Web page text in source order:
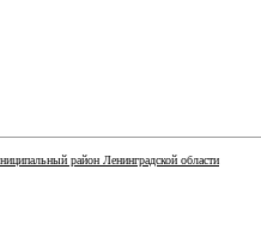
район Ленинградской области